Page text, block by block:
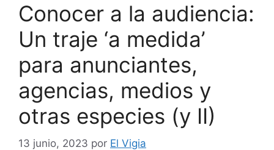
Conocer a la audiencia:
Un traje ‘a medida’
para anunciantes,
agencias, medios y
otras especies (y II)
13 junio, 2023 por El Vigia